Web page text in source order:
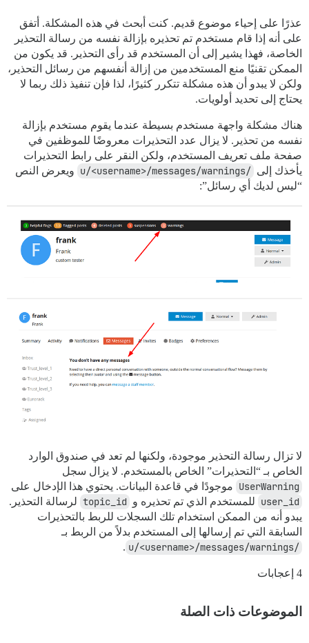
عذرًا على إحياء موضوع قديم. كنت أبحث في هذه المشكلة. أتفق
على أنه إذا قام مستخدم تم تحذيره بإزالة نفسه من رسالة التحذير
الخاصة، فهذا يشير إلى أن المستخدم قد رأى التحذير. قد يكون من
الممكن تقنيًا منع المستخدمين من إزالة أنفسهم من رسائل التحذير،
ولكن لا يبدو أن هذه مشكلة تتكرر كثيرًا، لذا فإن تنفيذ ذلك ربما لا
يحتاج إلى تحديد أولويات.
هناك مشكلة واجهة مستخدم بسيطة عندما يقوم مستخدم بإزالة
نفسه من تحذير. لا يزال عدد التحذيرات معروضًا للموظفين في
صفحة ملف تعريف المستخدم، ولكن النقر على رابط التحذيرات
يأخذك إلى /u/<username>/messages/warnings
ويعرض النص
“ليس لديك أي رسائل”:
لا تزال رسالة التحذير موجودة، ولكنها لم تعد في صندوق الوارد
الخاص بـ “التحذيرات” الخاص بالمستخدم. لا يزال سجل
UserWarning موجودًا في قاعدة البيانات. يحتوي هذا الإدخال على
user_id للمستخدم الذي تم تحذيره و topic_id لرسالة التحذير.
يبدو أنه من الممكن استخدام تلك السجلات للربط بالتحذيرات
السابقة التي تم إرسالها إلى المستخدم بدلاً من الربط بـ
/u/<username>/messages/warnings
.
4 إعجابات
الموضوعات ذات الصلة